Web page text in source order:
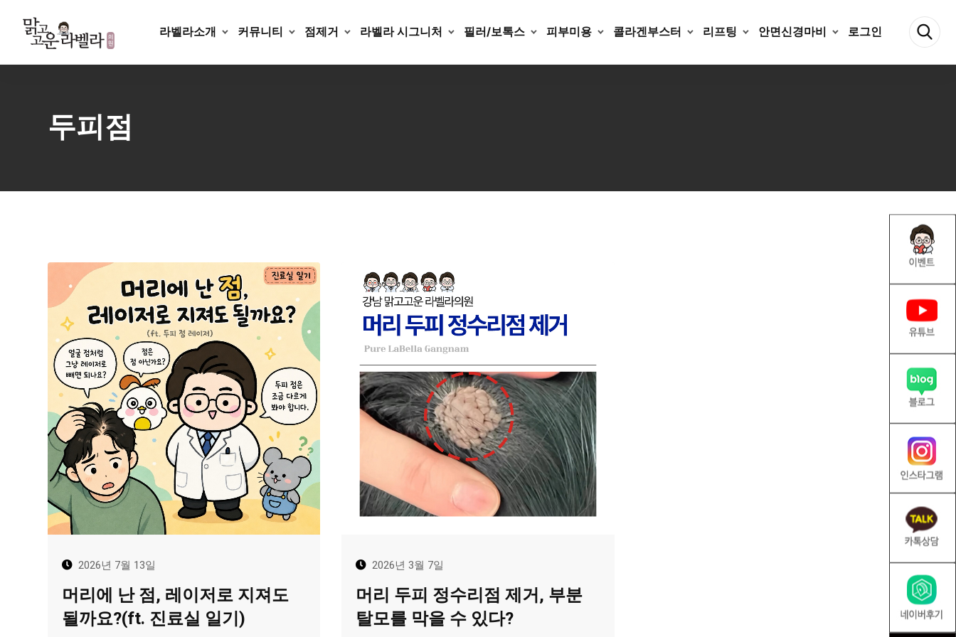
content
라벨라소개 커뮤니티 점제거 라벨라 시그니처 필러/보톡스 피부미용 콜라겐부스터 리프팅 안면신경마비 로그인
두피점
2026년 7월 13일
머리에 난 점, 레이저로 지져도
될까요?(ft. 진료실 일기)
2026년 3월 7일
머리 두피 정수리점 제거, 부분
탈모를 막을 수 있다?